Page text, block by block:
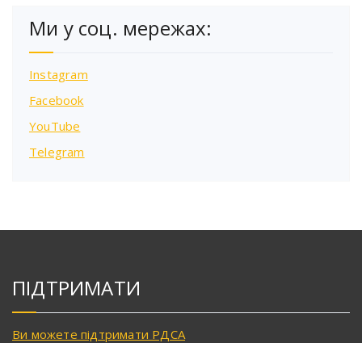
Ми у соц. мережах:
Instagram
Facebook
YouTube
Telegram
ПІДТРИМАТИ
Ви можете підтримати РДСА